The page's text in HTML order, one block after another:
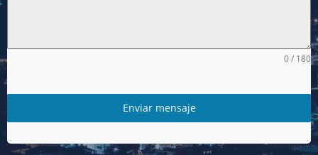
0 / 180
Enviar mensaje